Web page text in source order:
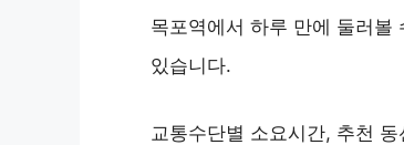
목포역에서 하루 만에 둘러볼
있습니다.
교통수단별 소요시간, 추천